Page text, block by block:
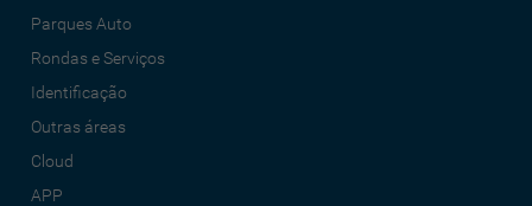
Parques Auto
Rondas e Serviços
Identificação
Outras áreas
Cloud
APP